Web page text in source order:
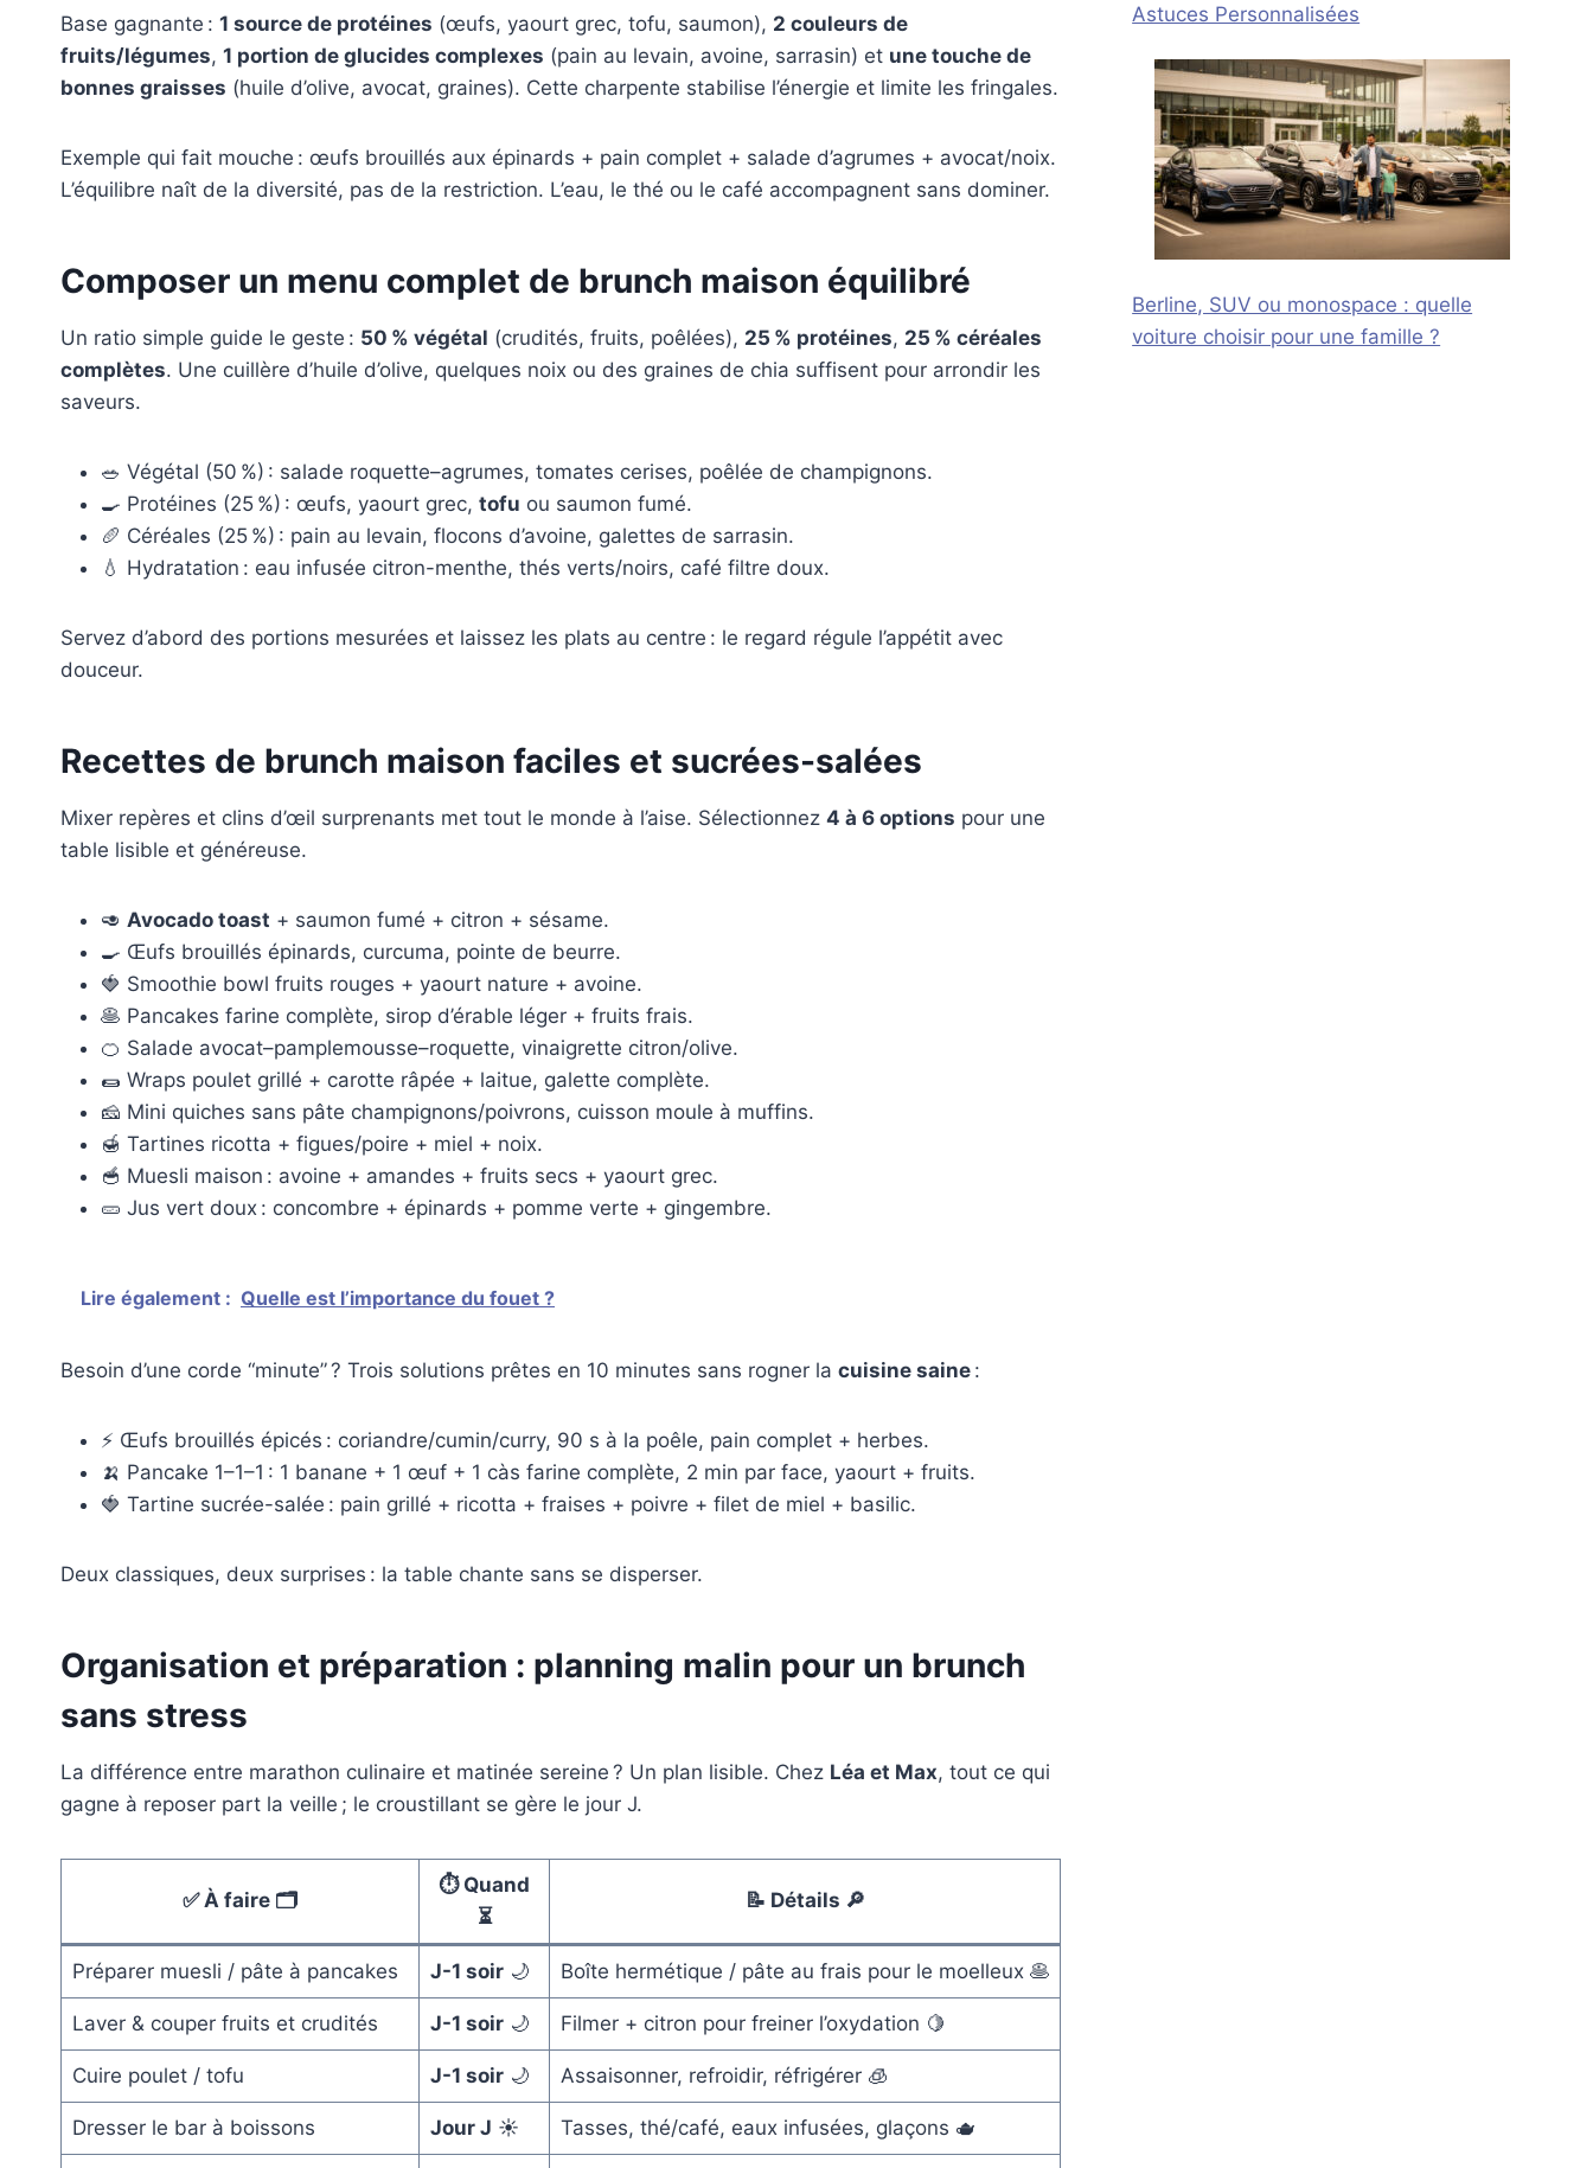
Base gagnante : 1 source de protéines (œufs, yaourt grec, tofu, saumon), 2 couleurs de
fruits/légumes, 1 portion de glucides complexes (pain au levain, avoine, sarrasin) et une touche de
bonnes graisses (huile d’olive, avocat, graines). Cette charpente stabilise l’énergie et limite les fringales.
Exemple qui fait mouche : œufs brouillés aux épinards + pain complet + salade d’agrumes + avocat/noix.
L’équilibre naît de la diversité, pas de la restriction. L’eau, le thé ou le café accompagnent sans dominer.
Composer un menu complet de brunch maison équilibré
Un ratio simple guide le geste : 50 % végétal (crudités, fruits, poêlées), 25 % protéines, 25 % céréales
complètes. Une cuillère d’huile d’olive, quelques noix ou des graines de chia suffisent pour arrondir les
saveurs.
🥗 Végétal (50 %) : salade roquette–agrumes, tomates cerises, poêlée de champignons.
🍳 Protéines (25 %) : œufs, yaourt grec, tofu ou saumon fumé.
🥖 Céréales (25 %) : pain au levain, flocons d’avoine, galettes de sarrasin.
💧 Hydratation : eau infusée citron-menthe, thés verts/noirs, café filtre doux.
Servez d’abord des portions mesurées et laissez les plats au centre : le regard régule l’appétit avec
douceur.
Recettes de brunch maison faciles et sucrées-salées
Mixer repères et clins d’œil surprenants met tout le monde à l’aise. Sélectionnez 4 à 6 options pour une
table lisible et généreuse.
🥑 Avocado toast + saumon fumé + citron + sésame.
🍳 Œufs brouillés épinards, curcuma, pointe de beurre.
🍓 Smoothie bowl fruits rouges + yaourt nature + avoine.
🥞 Pancakes farine complète, sirop d’érable léger + fruits frais.
🍊 Salade avocat–pamplemousse–roquette, vinaigrette citron/olive.
🌯 Wraps poulet grillé + carotte râpée + laitue, galette complète.
🧀 Mini quiches sans pâte champignons/poivrons, cuisson moule à muffins.
🍯 Tartines ricotta + figues/poire + miel + noix.
🥣 Muesli maison : avoine + amandes + fruits secs + yaourt grec.
🥒 Jus vert doux : concombre + épinards + pomme verte + gingembre.
Lire également : Quelle est l’importance du fouet ?
Besoin d’une corde “minute” ? Trois solutions prêtes en 10 minutes sans rogner la cuisine saine :
⚡ Œufs brouillés épicés : coriandre/cumin/curry, 90 s à la poêle, pain complet + herbes.
🍌 Pancake 1–1–1 : 1 banane + 1 œuf + 1 càs farine complète, 2 min par face, yaourt + fruits.
🍓 Tartine sucrée-salée : pain grillé + ricotta + fraises + poivre + filet de miel + basilic.
Deux classiques, deux surprises : la table chante sans se disperser.
Organisation et préparation : planning malin pour un brunch
sans stress
La différence entre marathon culinaire et matinée sereine ? Un plan lisible. Chez Léa et Max, tout ce qui
gagne à reposer part la veille ; le croustillant se gère le jour J.
✅ À faire 🗂️
⏱️ Quand
⏳
📝 Détails 🔎
Préparer muesli / pâte à pancakes J-1 soir🌙 Boîte hermétique / pâte au frais pour le moelleux 🥞
Laver & couper fruits et crudités J-1 soir🌙 Filmer + citron pour freiner l’oxydation 🍋
Cuire poulet / tofu J-1 soir🌙 Assaisonner, refroidir, réfrigérer 🧊
Dresser le bar à boissons Jour J ☀️ Tasses, thé/café, eaux infusées, glaçons 🫖
Astuces Personnalisées
Berline, SUV ou monospace : quelle
voiture choisir pour une famille ?